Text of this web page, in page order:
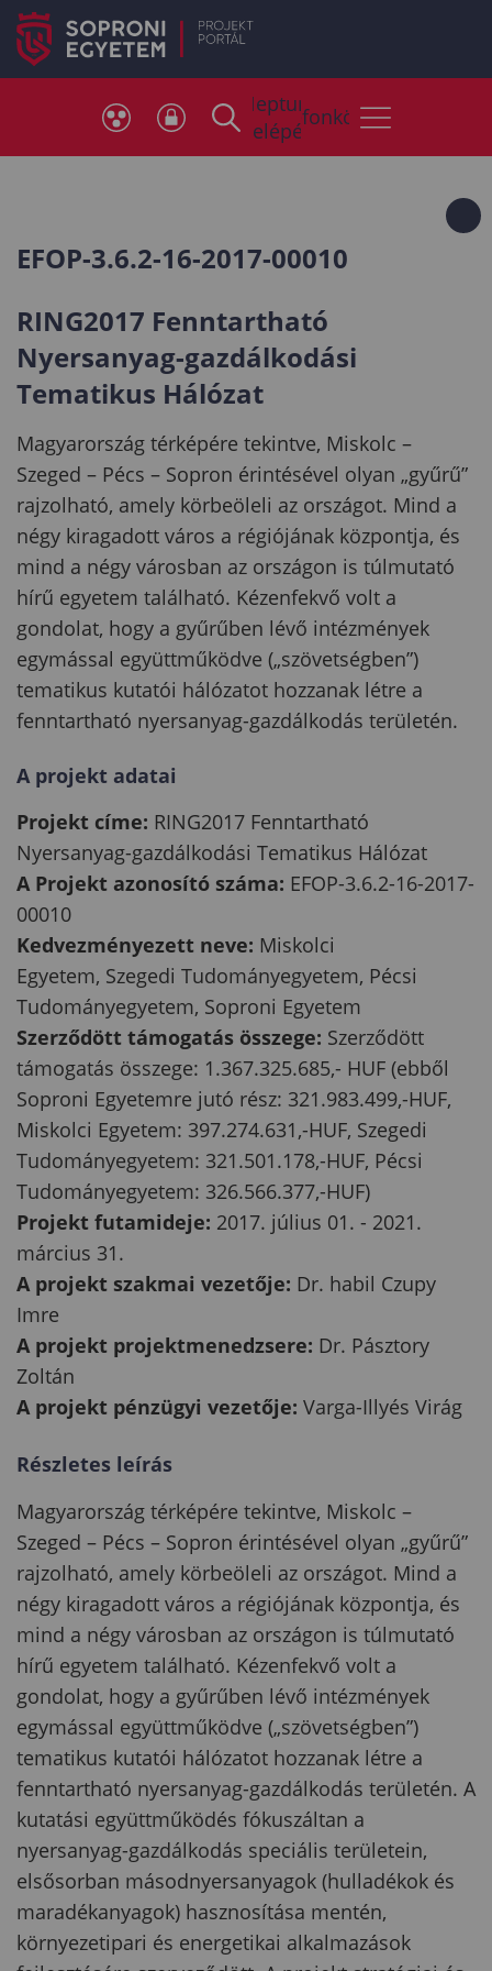
Neptun
belépés
Telefonkönyv
EFOP-3.6.2-16-2017-00010
RING2017 Fenntartható
Nyersanyag-gazdálkodási
Tematikus Hálózat
Magyarország térképére tekintve, Miskolc –
Szeged – Pécs – Sopron érintésével olyan „gyűrű”
rajzolható, amely körbeöleli az országot. Mind a
négy kiragadott város a régiójának központja, és
mind a négy városban az országon is túlmutató
hírű egyetem található. Kézenfekvő volt a
gondolat, hogy a gyűrűben lévő intézmények
egymással együttműködve („szövetségben”)
tematikus kutatói hálózatot hozzanak létre a
fenntartható nyersanyag-gazdálkodás területén.
A projekt adatai
Projekt címe: RING2017 Fenntartható
Nyersanyag-gazdálkodási Tematikus Hálózat
A Projekt azonosító száma: EFOP-3.6.2-16-2017-
00010
Kedvezményezett neve: Miskolci
Egyetem, Szegedi Tudományegyetem, Pécsi
Tudományegyetem, Soproni Egyetem
Szerződött támogatás összege: Szerződött
támogatás összege: 1.367.325.685,- HUF (ebből
Soproni Egyetemre jutó rész: 321.983.499,-HUF,
Miskolci Egyetem: 397.274.631,-HUF, Szegedi
Tudományegyetem: 321.501.178,-HUF, Pécsi
Tudományegyetem: 326.566.377,-HUF)
Projekt futamideje: 2017. július 01. - 2021.
március 31.
A projekt szakmai vezetője: Dr. habil Czupy
Imre
A projekt projektmenedzsere: Dr. Pásztory
Zoltán
A projekt pénzügyi vezetője: Varga-Illyés Virág
Részletes leírás
Magyarország térképére tekintve, Miskolc –
Szeged – Pécs – Sopron érintésével olyan „gyűrű”
rajzolható, amely körbeöleli az országot. Mind a
négy kiragadott város a régiójának központja, és
mind a négy városban az országon is túlmutató
hírű egyetem található. Kézenfekvő volt a
gondolat, hogy a gyűrűben lévő intézmények
egymással együttműködve („szövetségben”)
tematikus kutatói hálózatot hozzanak létre a
fenntartható nyersanyag-gazdálkodás területén. A
kutatási együttműködés fókuszáltan a
nyersanyag-gazdálkodás speciális területein,
elsősorban másodnyersanyagok (hulladékok és
maradékanyagok) hasznosítása mentén,
környezetipari és energetikai alkalmazások